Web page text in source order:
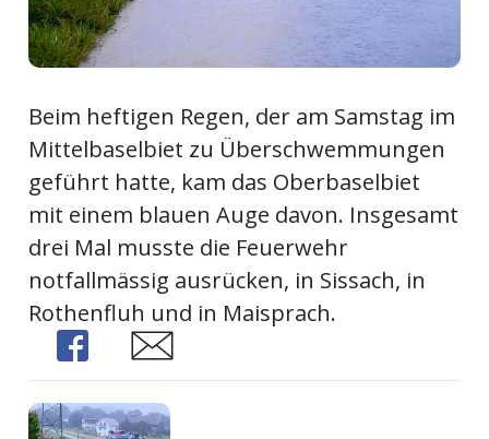
Fussball
Beim heftigen Regen, der am Samstag im
Mittelbaselbiet zu Überschwemmungen
geführt hatte, kam das Oberbaselbiet
mit einem blauen Auge davon. Insgesamt
drei Mal musste die Feuerwehr
notfallmässig ausrücken, in Sissach, in
Rothenfluh und in Maisprach.
Share
Share